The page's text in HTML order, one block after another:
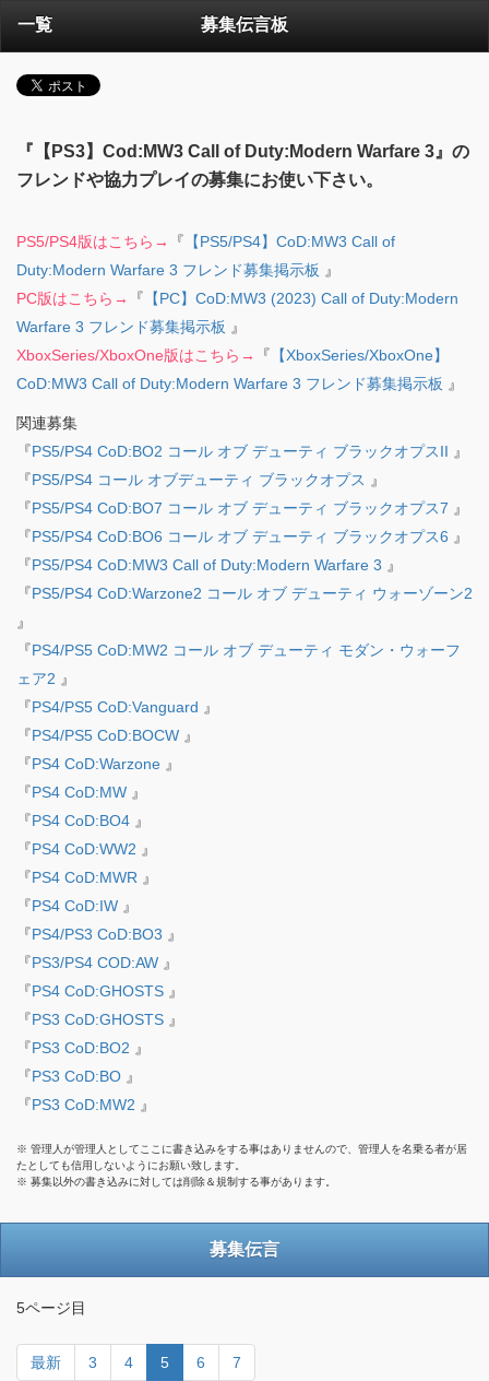
一覧 募集伝言板
『【PS3】Cod:MW3 Call of Duty:Modern Warfare 3』の
フレンドや協力プレイの募集にお使い下さい。
PS5/PS4版はこちら→ 『 【PS5/PS4】CoD:MW3 Call of
Duty:Modern Warfare 3 フレンド募集掲示板 』
PC版はこちら→
『 【PC】CoD:MW3 (2023) Call of Duty:Modern
Warfare 3 フレンド募集掲示板 』
XboxSeries/XboxOne版はこちら→
『 【XboxSeries/XboxOne】
CoD:MW3 Call of Duty:Modern Warfare 3 フレンド募集掲示板 』
関連募集
『PS5/PS4 CoD:BO2 コール オブ デューティ ブラックオプスII 』
『PS5/PS4 コール オブデューティ ブラックオプス 』
『PS5/PS4 CoD:BO7 コール オブ デューティ ブラックオプス7 』
『PS5/PS4 CoD:BO6 コール オブ デューティ ブラックオプス6 』
『PS5/PS4 CoD:MW3 Call of Duty:Modern Warfare 3 』
『PS5/PS4 CoD:Warzone2 コール オブ デューティ ウォーゾーン2
』
『PS4/PS5 CoD:MW2 コール オブ デューティ モダン・ウォーフ
ェア2 』
『PS4/PS5 CoD:Vanguard 』
『PS4/PS5 CoD:BOCW 』
『PS4 CoD:Warzone 』
『PS4 CoD:MW 』
『PS4 CoD:BO4 』
『PS4 CoD:WW2 』
『PS4 CoD:MWR 』
『PS4 CoD:IW 』
『PS4/PS3 CoD:BO3 』
『PS3/PS4 COD:AW 』
『PS4 CoD:GHOSTS 』
『PS3 CoD:GHOSTS 』
『PS3 CoD:BO2 』
『PS3 CoD:BO 』
『PS3 CoD:MW2 』
※ 管理人が管理人としてここに書き込みをする事はありませんので、管理人を名乗る者が居
たとしても信用しないようにお願い致します。
※ 募集以外の書き込みに対しては削除＆規制する事があります。
募集伝言
5ページ目
最新 3 4 5 6 7